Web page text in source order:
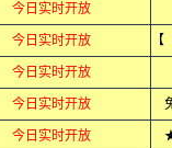
今日实时开放
今日实时开放
今日实时开放
今日实时开放
今日实时开放